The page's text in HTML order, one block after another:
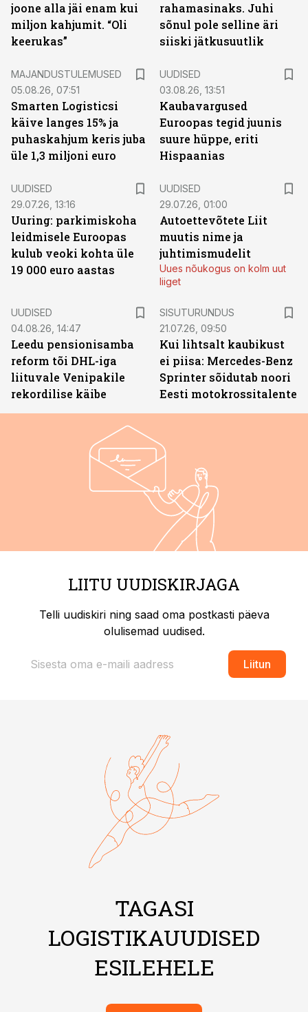
joone alla jäi enam kui
miljon kahjumit. “Oli
keerukas”
rahamasinaks. Juhi
sõnul pole selline äri
siiski jätkusuutlik
MAJANDUSTULEMUSED
05.08.26, 07:51
Smarten Logisticsi
käive langes 15% ja
puhaskahjum keris juba
üle 1,3 miljoni euro
UUDISED
03.08.26, 13:51
Kaubavargused
Euroopas tegid juunis
suure hüppe, eriti
Hispaanias
UUDISED
29.07.26, 13:16
Uuring: parkimiskoha
leidmisele Euroopas
kulub veoki kohta üle
19 000 euro aastas
UUDISED
29.07.26, 01:00
Autoettevõtete Liit
muutis nime ja
juhtimismudelit
Uues nõukogus on kolm uut
liiget
UUDISED
04.08.26, 14:47
Leedu pensionisamba
reform tõi DHL-iga
liituvale Venipakile
rekordilise käibe
SISUTURUNDUS
21.07.26, 09:50
Kui lihtsalt kaubikust
ei piisa: Mercedes-Benz
Sprinter sõidutab noori
Eesti motokrossitalente
LIITU UUDISKIRJAGA
Telli uudiskiri ning saad oma postkasti päeva
olulisemad uudised.
Liitun
TAGASI
LOGISTIKAUUDISED
ESILEHELE